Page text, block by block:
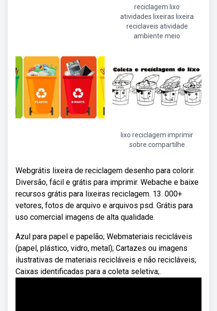
reciclagem lixo
atividades lixeiras lixeira
reciclaveis atividade
ambiente meio
lixo reciclagem imprimir
sobre compartilhe
Webgrátis lixeira de reciclagem desenho para colorir.
Diversão, fácil e grátis para imprimir. Webache e baixe
recursos grátis para lixeiras reciclagem. 13. 000+
vetores, fotos de arquivo e arquivos psd. Grátis para
uso comercial imagens de alta qualidade.
Azul para papel e papelão; Webmateriais recicláveis
(papel, plástico, vidro, metal); Cartazes ou imagens
ilustrativas de materiais recicláveis e não recicláveis;
Caixas identificadas para a coleta seletiva;.